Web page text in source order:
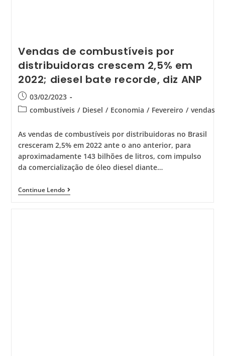
Vendas de combustíveis por
distribuidoras crescem 2,5% em
2022; diesel bate recorde, diz ANP
03/02/2023
combustíveis / Diesel / Economia / Fevereiro / vendas
As vendas de combustíveis por distribuidoras no Brasil
cresceram 2,5% em 2022 ante o ano anterior, para
aproximadamente 143 bilhões de litros, com impulso
da comercialização de óleo diesel diante…
Continue Lendo